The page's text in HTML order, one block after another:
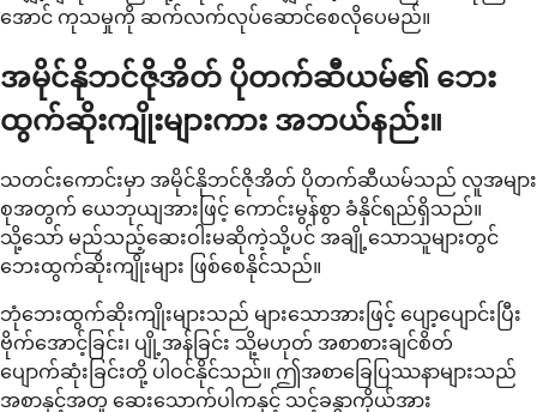
အောင် ကုသမှုကို ဆက်လက်လုပ်ဆောင်စေလိုပေမည်။
အမိုင်နိုဘင်ဇိုအိတ် ပိုတက်ဆီယမ်၏ ဘေး
ထွက်ဆိုးကျိုးများကား အဘယ်နည်း။
သတင်းကောင်းမှာ အမိုင်နိုဘင်ဇိုအိတ် ပိုတက်ဆီယမ်သည် လူအများ
စုအတွက် ယေဘုယျအားဖြင့် ကောင်းမွန်စွာ ခံနိုင်ရည်ရှိသည်။
သို့သော် မည်သည့်ဆေးဝါးမဆိုကဲ့သို့ပင် အချို့သောသူများတွင်
ဘေးထွက်ဆိုးကျိုးများ ဖြစ်စေနိုင်သည်။
ဘုံဘေးထွက်ဆိုးကျိုးများသည် များသောအားဖြင့် ပျော့ပျောင်းပြီး
ဗိုက်အောင့်ခြင်း၊ ပျို့အန်ခြင်း သို့မဟုတ် အစာစားချင်စိတ်
ပျောက်ဆုံးခြင်းတို့ ပါဝင်နိုင်သည်။ ဤအစာခြေပြဿနာများသည်
အစာနှင့်အတူ ဆေးသောက်ပါကနှင့် သင့်ခန္ဓာကိုယ်အား